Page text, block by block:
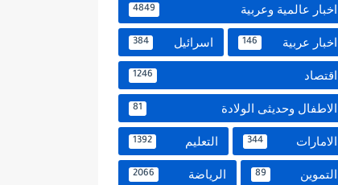
اخبار عالمية وعربية 4849
اخبار عربية 146 اسرائيل 384
اقتصاد 1246
الاطفال وحديثى الولادة 81
الامارات 344 التعليم 1392
التموين 89 الرياضة 2066